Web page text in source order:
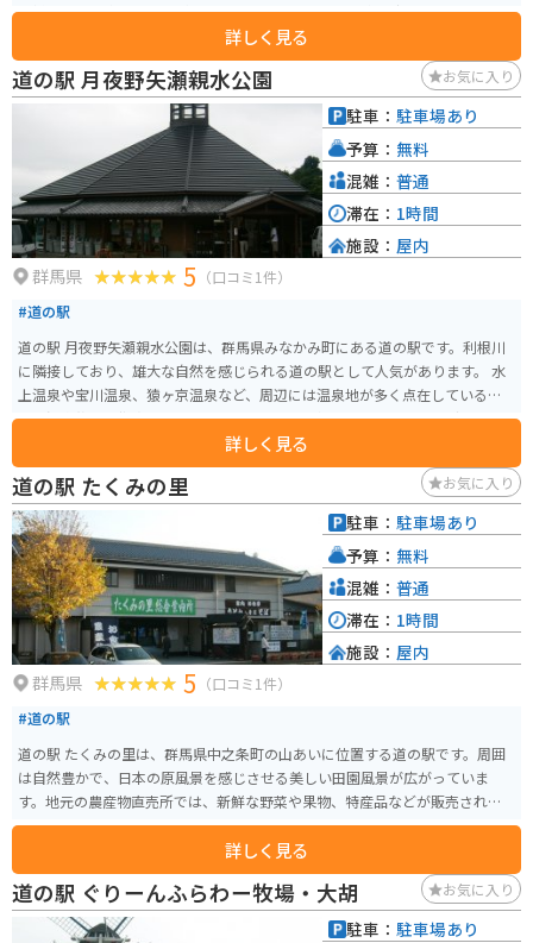
多様なバラを楽しむことができます。 ガイドによる案内や夜間ライトアップ
詳しく見る
道の駅 月夜野矢瀬親水公園 お気に入り
群馬県 5 （口コミ1件）
#道の駅
道の駅 月夜野矢瀬親水公園は、群馬県みなかみ町にある道の駅です。利根川
に隣接しており、雄大な自然を感じられる道の駅として人気があります。 水
上温泉や宝川温泉、猿ヶ京温泉など、周辺には温泉地が多く点在しているの
で、温泉旅行の拠点としてもおすすめです。利根川ではラフティングやカヌ
ーなどのアクティビティを楽しむこともできます。 また、併設されている
「矢瀬ふるさと物産館」では、地元で採れた新鮮な野菜や果物をはじめとし
た特産品が販売されています。特に、群馬県名物の蒟蒻や、地元産のそばを
使ったそばがきはおすすめです。 バイクに乗っている方は、谷川岳や榛名山
へのツーリングの休憩場所としても利用できます。道の駅のすぐ近くには、
利根川の清流を眺めながら食事ができるレストランもあります。
詳しく見る
駐車： 駐車場あり
予算： 無料
混雑： 普通
滞在： 1時間
施設： 屋内
道の駅 たくみの里 お気に入り
群馬県 5 （口コミ1件）
#道の駅
道の駅 たくみの里は、群馬県中之条町の山あいに位置する道の駅です。周囲
は自然豊かで、日本の原風景を感じさせる美しい田園風景が広がっていま
す。地元の農産物直売所では、新鮮な野菜や果物、特産品などが販売されて
おり、お土産探しにも最適です。 また、たくみの里には、そば打ちやこんに
ゃく作りなどを体験できる工房が点在しており、大人から子供まで楽しむこ
とができます。バイクで訪れる場合は、周辺のワインディングロードを気持
ちよく走ることができるのも魅力です。特に、草津温泉や四万温泉といった
有名な温泉地へのアクセスも良好なので、ツーリングの拠点としてもおすす
詳しく見る
駐車： 駐車場あり
予算： 無料
混雑： 普通
滞在： 1時間
施設： 屋内
道の駅 ぐりーんふらわー牧場・大胡 お気に入り
駐車： 駐車場あり